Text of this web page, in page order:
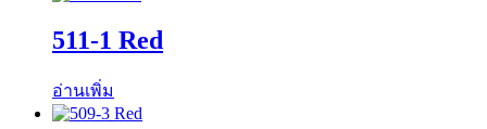
511-1 Red
อ่านเพิ่ม